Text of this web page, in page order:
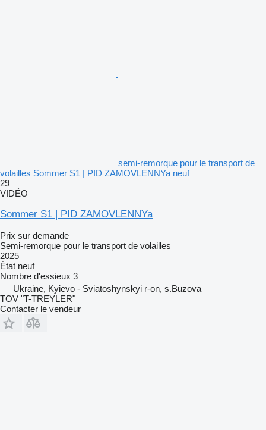
semi-remorque pour le transport de
volailles Sommer S1 | PID ZAMOVLENNYa neuf
29
VIDÉO
Sommer S1 | PID ZAMOVLENNYa
Prix sur demande
Semi-remorque pour le transport de volailles
2025
État neuf
Nombre d'essieux 3
Ukraine, Kyievo - Sviatoshynskyi r-on, s.Buzova
TOV "T-TREYLER"
Contacter le vendeur